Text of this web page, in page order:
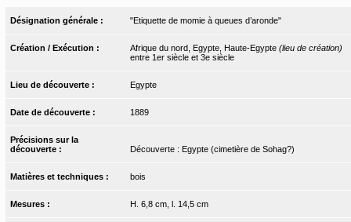
Désignation générale : "Etiquette de momie à queues d’aronde"
Création / Exécution : Afrique du nord, Egypte, Haute-Egypte (lieu de création)
entre 1er siècle et 3e siècle
Lieu de découverte : Egypte
Date de découverte : 1889
Précisions sur la
découverte :
Découverte : Egypte (cimetière de Sohag?)
Matières et techniques : bois
Mesures : H. 6,8 cm, l. 14,5 cm